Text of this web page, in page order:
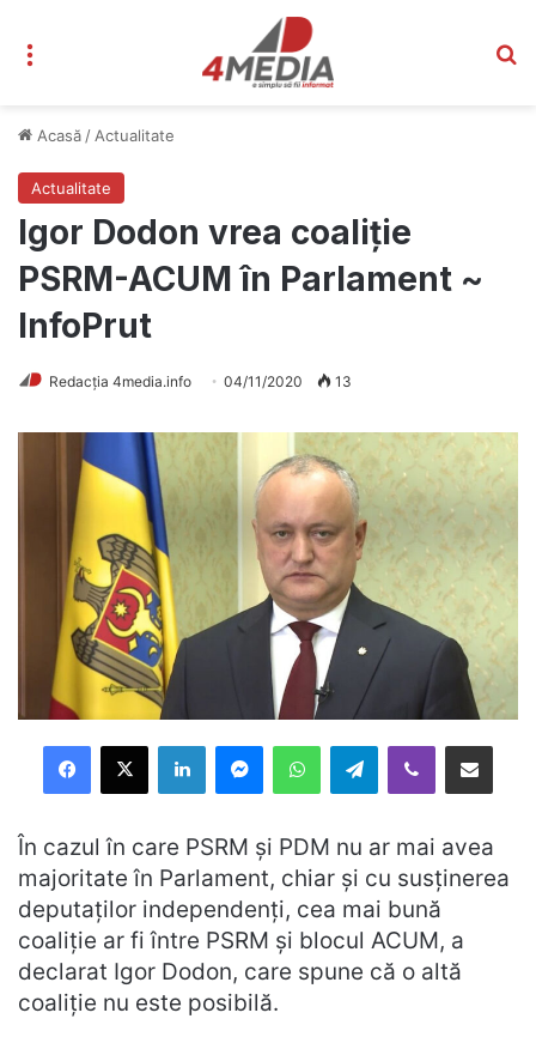
Acasă / Actualitate
Actualitate
Igor Dodon vrea coaliție
PSRM-ACUM în Parlament ~
InfoPrut
Redacția 4media.info 04/11/2020 13
Facebook
X LinkedInMessengerWhatsAppTelegramViber Distribuie prin mail
În cazul în care PSRM şi PDM nu ar mai avea
majoritate în Parlament, chiar şi cu susţinerea
deputaţilor independenţi, cea mai bună
coaliţie ar fi între PSRM şi blocul ACUM, a
declarat Igor Dodon, care spune că o altă
coaliţie nu este posibilă.